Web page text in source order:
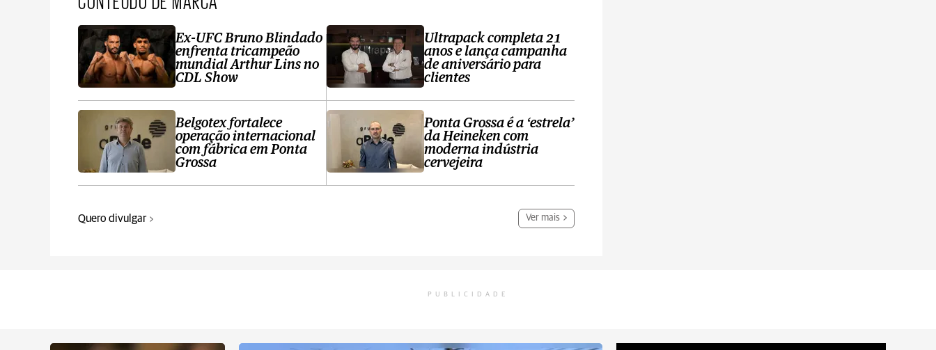
Ex-UFC Bruno Blindado
enfrenta tricampeão
mundial Arthur Lins no
CDL Show
Belgotex fortalece
operação internacional
com fábrica em Ponta
Grossa
Ultrapack completa 21
anos e lança campanha
de aniversário para
clientes
Ponta Grossa é a ‘estrela’
da Heineken com
moderna indústria
cervejeira
Quero divulgar Ver mais
PUBLICIDADE